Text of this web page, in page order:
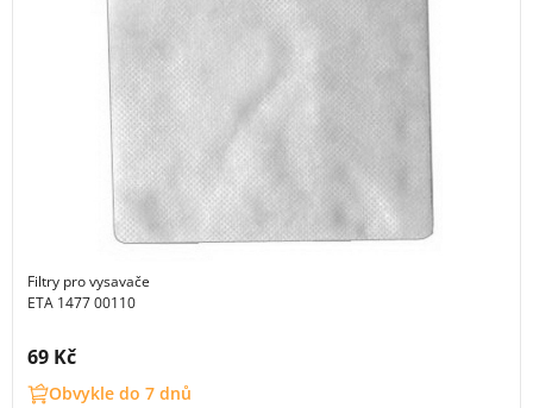
Filtry pro vysavače
ETA 1477 00110
Cena s DPH:
69 Kč
Obvykle do 7 dnů